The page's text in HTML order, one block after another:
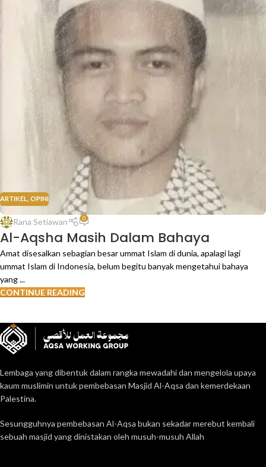
ARTIKEL OPINI
Rana Setiawan 0
Al-Aqsha Masih Dalam Bahaya
Amat disesalkan sebagian besar ummat Islam di dunia, apalagi lagi
ummat Islam di Indonesia, belum begitu banyak mengetahui bahaya
yang ...
CONTINUE READING
Lembaga yang dibentuk dalam rangka mewadahi dan mengelola upaya
kaum muslimin untuk pembebasan Masjid Al-Aqsa dan kemerdekaan
Palestina.
Sesungguhnya pembebasan Al-Aqsa bukan sekadar merebut kembali
sebuah masjid yang dinistakan oleh musuh-musuh Allah